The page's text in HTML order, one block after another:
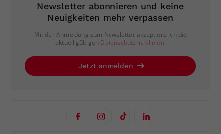
Newsletter abonnieren und keine
Neuigkeiten mehr verpassen
Mit der Anmeldung zum Newsletter akzeptiere ich die
aktuell gültigen Datenschutzrichtlinien.
Jetzt anmelden